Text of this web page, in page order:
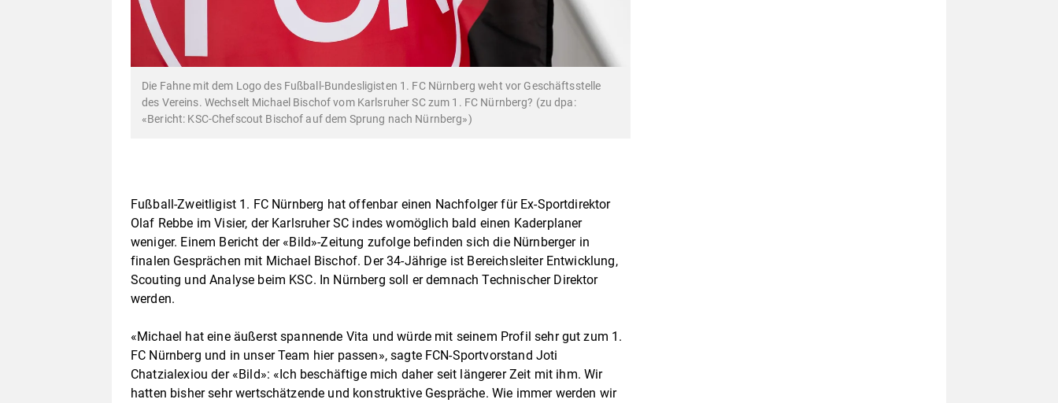
Die Fahne mit dem Logo des Fußball-Bundesligisten 1. FC Nürnberg weht vor Geschäftsstelle
des Vereins. Wechselt Michael Bischof vom Karlsruher SC zum 1. FC Nürnberg? (zu dpa:
«Bericht: KSC-Chefscout Bischof auf dem Sprung nach Nürnberg»)
Fußball-Zweitligist 1. FC Nürnberg hat offenbar einen Nachfolger für Ex-Sportdirektor
Olaf Rebbe im Visier, der Karlsruher SC indes womöglich bald einen Kaderplaner
weniger. Einem Bericht der «Bild»-Zeitung zufolge befinden sich die Nürnberger in
finalen Gesprächen mit Michael Bischof. Der 34-Jährige ist Bereichsleiter Entwicklung,
Scouting und Analyse beim KSC. In Nürnberg soll er demnach Technischer Direktor
werden.
«Michael hat eine äußerst spannende Vita und würde mit seinem Profil sehr gut zum 1.
FC Nürnberg und in unser Team hier passen», sagte FCN-Sportvorstand Joti
Chatzialexiou der «Bild»: «Ich beschäftige mich daher seit längerer Zeit mit ihm. Wir
hatten bisher sehr wertschätzende und konstruktive Gespräche. Wie immer werden wir